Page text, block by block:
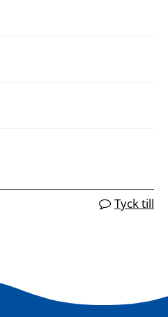
Tyck till